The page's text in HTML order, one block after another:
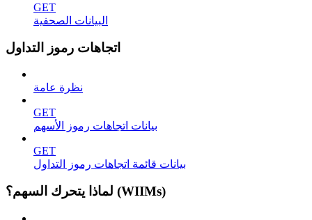
GET
البيانات الصحفية
اتجاهات رموز التداول
نظرة عامة
GET
بيانات اتجاهات رموز الأسهم
GET
بيانات قائمة اتجاهات رموز التداول
لماذا يتحرك السهم؟ (WIIMs)